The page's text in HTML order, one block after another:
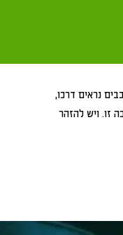
נראים דרכו,
זו. ויש להזהר